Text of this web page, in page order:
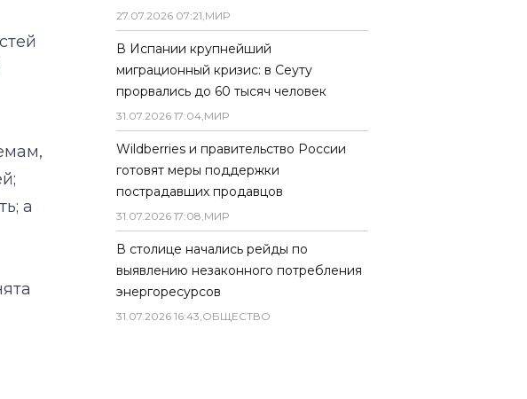
а
27.07.2026 07:21,МИР
В Испании крупнейший
миграционный кризис: в Сеуту
прорвались до 60 тысяч человек
31.07.2026 17:04,МИР
Wildberries и правительство России
готовят меры поддержки
пострадавших продавцов
31.07.2026 17:08,МИР
В столице начались рейды по
выявлению незаконного потребления
энергоресурсов
31.07.2026 16:43,ОБЩЕСТВО